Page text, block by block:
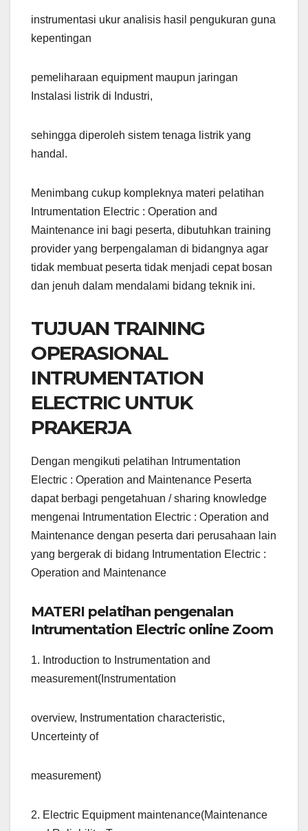
instrumentasi ukur analisis hasil pengukuran guna
kepentingan
pemeliharaan equipment maupun jaringan
Instalasi listrik di Industri,
sehingga diperoleh sistem tenaga listrik yang
handal.
Menimbang cukup kompleknya materi pelatihan
Intrumentation Electric : Operation and
Maintenance ini bagi peserta, dibutuhkan training
provider yang berpengalaman di bidangnya agar
tidak membuat peserta tidak menjadi cepat bosan
dan jenuh dalam mendalami bidang teknik ini.
TUJUAN TRAINING
OPERASIONAL
INTRUMENTATION
ELECTRIC UNTUK
PRAKERJA
Dengan mengikuti pelatihan Intrumentation
Electric : Operation and Maintenance Peserta
dapat berbagi pengetahuan / sharing knowledge
mengenai Intrumentation Electric : Operation and
Maintenance dengan peserta dari perusahaan lain
yang bergerak di bidang Intrumentation Electric :
Operation and Maintenance
MATERI pelatihan pengenalan
Intrumentation Electric online Zoom
1. Introduction to Instrumentation and
measurement(Instrumentation
overview, Instrumentation characteristic,
Uncerteinty of
measurement)
2. Electric Equipment maintenance(Maintenance